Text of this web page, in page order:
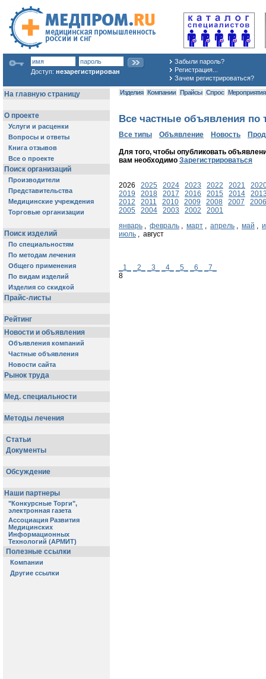
Доступ: незарегистрирован
Забыли пароль?
Регистрация...
Зачем регистрироваться?
Изделия Компании Прайсы Спрос Мероприятия
Все частные объявления по
Все типы Объявление Новость
Для того, чтобы опубликовать
вам необходимо Зарегистрироваться
2026 2025 2024 2023 2022 2021
2019
2018 2017 2016 2015 2014
2012
2011 2010 2009 2008 2007
2006
2005
2004 2003 2002
2001
январь , февраль , март , апрель , май ,
июль , август
_1_ _2_ _3_ _4_ _5_ _6_
_7_
8